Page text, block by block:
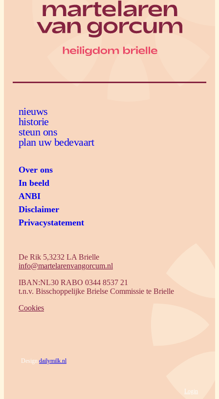
nieuws
historie
steun ons
plan uw bedevaart
Over ons
In beeld
ANBI
Disclaimer
Privacystatement
De Rik 5,3232 LA Brielle
info@martelarenvangorcum.nl
IBAN:NL30 RABO 0344 8537 21
t.n.v. Bisschoppelijke Brielse Commissie te Brielle
Cookies
Design dailymilk.nl
Login